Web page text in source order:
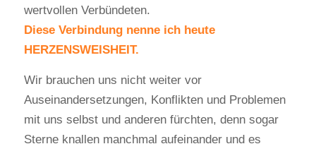
wertvollen Verbündeten.
Diese Verbindung nenne ich heute
HERZENSWEISHEIT.
Wir brauchen uns nicht weiter vor
Auseinandersetzungen, Konflikten und Problemen
mit uns selbst und anderen fürchten, denn sogar
Sterne knallen manchmal aufeinander und es